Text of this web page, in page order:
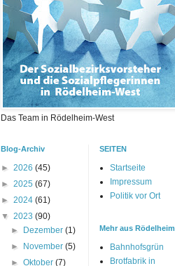
Das Team in Rödelheim-West
Blog-Archiv
► 2026 (45)
► 2025 (67)
► 2024 (61)
▼ 2023 (90)
►
Dezember(1)
►
November(5)
►Oktober(7)
SEITEN
Startseite
Impressum
Politik vor Ort
Mehr aus Rödelheim
Bahnhofsgrün
Brotfabrik in